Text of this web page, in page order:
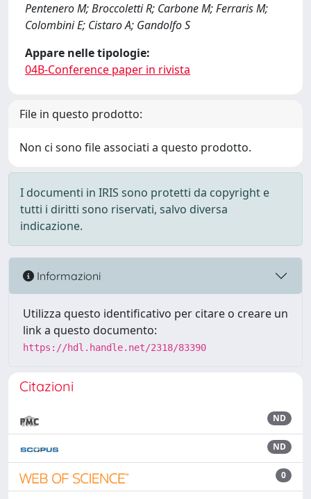
Pentenero M; Broccoletti R; Carbone M; Ferraris M;
Colombini E; Cistaro A; Gandolfo S
Appare nelle tipologie:
04B-Conference paper in rivista
File in questo prodotto:
Non ci sono file associati a questo prodotto.
I documenti in IRIS sono protetti da copyright e
tutti i diritti sono riservati, salvo diversa
indicazione.
Informazioni
Utilizza questo identificativo per citare o creare un
link a questo documento:
https://hdl.handle.net/2318/83390
Citazioni
ND
ND
0